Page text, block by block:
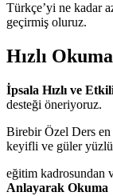
Türkçe’yi ne kadar
geçirmiş oluruz.
Hızlı
İpsala Hızlı ve
desteği öneriyoruz.
Birebir Özel Ders
keyifli ve güler yüzlü
eğitim kadrosundan
Anlayarak Okuma